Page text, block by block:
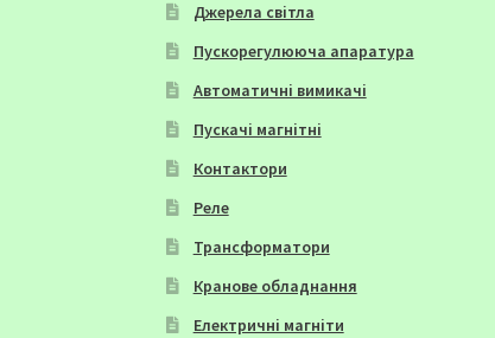
Джерела світла
Пускорегулююча апаратура
Автоматичні вимикачі
Пускачі магнітні
Контактори
Реле
Трансформатори
Кранове обладнання
Електричні магніти